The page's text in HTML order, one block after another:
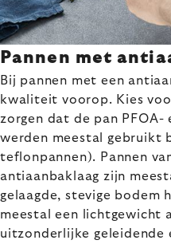
Pannen met
Bij pannen met een
kwaliteit voorop. Kies
zorgen dat de pan PFOA-
werden meestal gebruikt
teflonpannen). Pannen
antiaanbaklaag zijn
gelaagde, stevige bodem
meestal een lichtgewicht
uitzonderlijke geleidende